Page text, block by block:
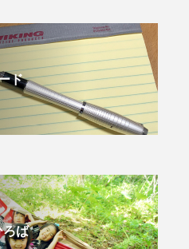
ド
ば